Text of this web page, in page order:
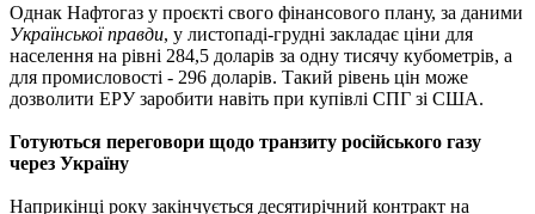
Однак Нафтогаз у проєкті свого фінансового плану, за даними
Української правди, у листопаді-грудні закладає ціни для
населення на рівні 284,5 доларів за одну тисячу кубометрів, а
для промисловості - 296 доларів. Такий рівень цін може
дозволити ЕРУ заробити навіть при купівлі СПГ зі США.
Готуються переговори щодо транзиту російського газу
через Україну
Наприкінці року закінчується десятирічний контракт на